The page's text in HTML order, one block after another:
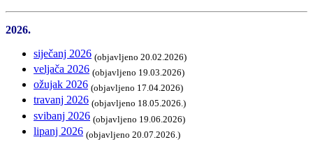
2026.
siječanj 2026 (objavljeno 20.02.2026)
veljača 2026 (objavljeno 19.03.2026)
ožujak 2026 (objavljeno 17.04.2026)
travanj 2026 (objavljeno 18.05.2026.)
svibanj 2026 (objavljeno 19.06.2026)
lipanj 2026 (objavljeno 20.07.2026.)